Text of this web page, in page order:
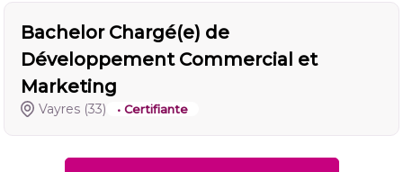
Bachelor Chargé(e) de
Développement Commercial et
Marketing
Vayres (33) • Certifiante